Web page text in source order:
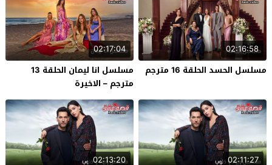
02:16:58
مسلسل الحسد الحلقة 16 مترجم
02:17:04
مسلسل انا ليمان الحلقة 13
مترجم – الاخيرة
02:11:27
02:13:20